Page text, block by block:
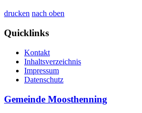
drucken nach oben
Quicklinks
Kontakt
Inhaltsverzeichnis
Impressum
Datenschutz
Gemeinde Moosthenning